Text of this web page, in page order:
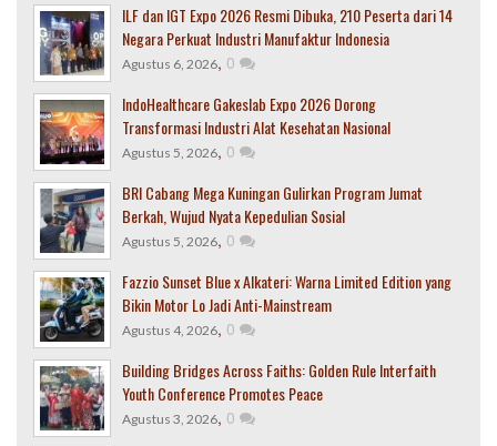
ILF dan IGT Expo 2026 Resmi Dibuka, 210 Peserta dari 14
Negara Perkuat Industri Manufaktur Indonesia
Agustus 6, 2026, 0
IndoHealthcare Gakeslab Expo 2026 Dorong
Transformasi Industri Alat Kesehatan Nasional
Agustus 5, 2026, 0
BRI Cabang Mega Kuningan Gulirkan Program Jumat
Berkah, Wujud Nyata Kepedulian Sosial
Agustus 5, 2026, 0
Fazzio Sunset Blue x Alkateri: Warna Limited Edition yang
Bikin Motor Lo Jadi Anti-Mainstream
Agustus 4, 2026, 0
Building Bridges Across Faiths: Golden Rule Interfaith
Youth Conference Promotes Peace
Agustus 3, 2026, 0